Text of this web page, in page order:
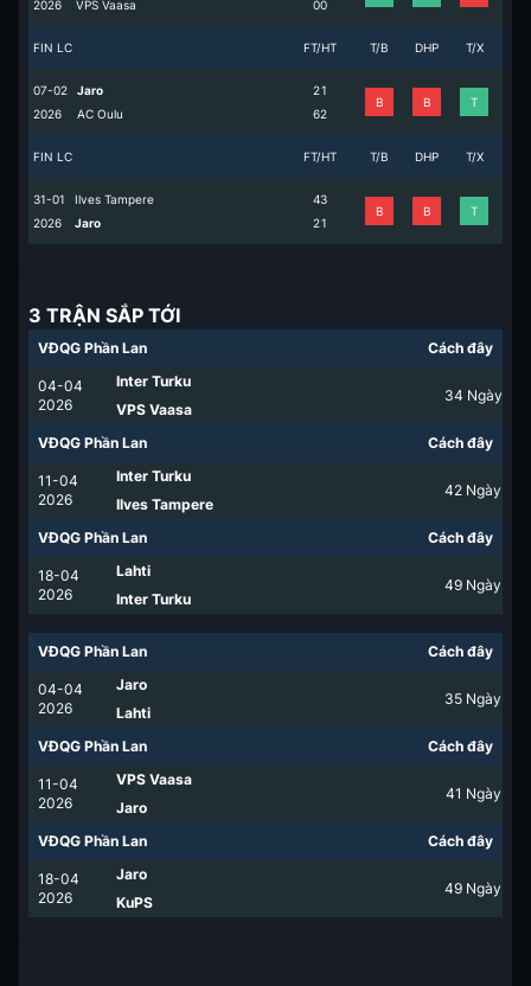
2026 VPS Vaasa 00
FIN LC FT/HT T/B DHP T/X
07-02
2026
Jaro
AC Oulu
2
6
1
2
B B T
FIN LC FT/HT T/B DHP T/X
31-01
2026
Ilves Tampere
Jaro
4
2
3
1
B B T
3 TRẬN SẮP TỚI
VĐQG Phần Lan Cách đây
04-04
2026
Inter Turku
VPS Vaasa
34 Ngày
VĐQG Phần Lan Cách đây
11-04
2026
Inter Turku
Ilves Tampere
42 Ngày
VĐQG Phần Lan Cách đây
18-04
2026
Lahti
Inter Turku
49 Ngày
VĐQG Phần Lan Cách đây
04-04
2026
Jaro
Lahti
35 Ngày
VĐQG Phần Lan Cách đây
11-04
2026
VPS Vaasa
Jaro
41 Ngày
VĐQG Phần Lan Cách đây
18-04
2026
Jaro
KuPS
49 Ngày